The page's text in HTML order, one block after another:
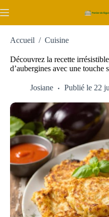
au
Accueil / Cuisine
Découvrez la recette
d’aubergines avec une touche
Josiane Publié le 22